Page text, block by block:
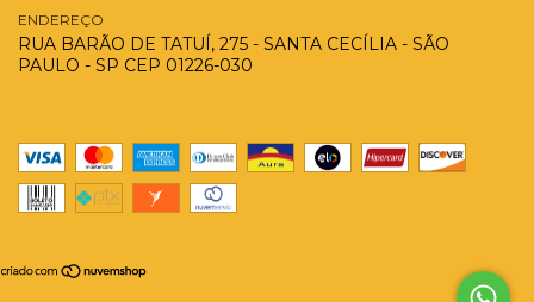
ENDEREÇO
RUA BARÃO DE TATUÍ, 275 - SANTA CECÍLIA - SÃO
PAULO - SP CEP 01226-030